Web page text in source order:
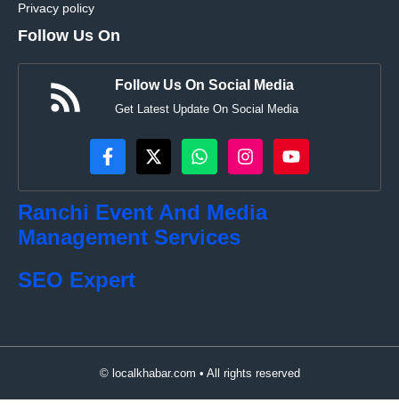
Privacy policy
Follow Us On
Follow Us On Social Media
Get Latest Update On Social Media
Ranchi Event And Media
Management Services
SEO Expert
© localkhabar.com • All rights reserved